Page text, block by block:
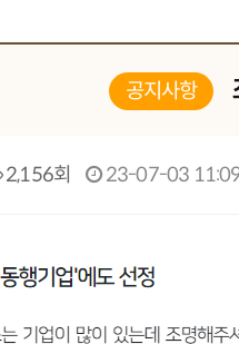
공지사항
2,156회 23-07-03